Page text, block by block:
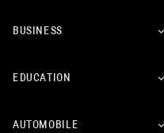
BUSINESS
EDUCATION
AUTOMOBILE